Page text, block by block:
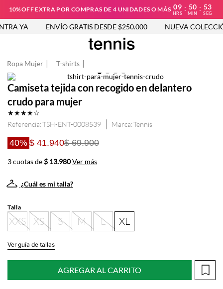
10%OFF EXTRA POR COMPRAS DE 4 UNIDADES O MÁS 09
HRS
: 50
MIN
: 53
SEG
YA ENVÍO GRATIS DESDE $250.000 NUEVA
Ropa Mujer T-shirts
Camiseta tejida con recogido en delantero
crudo para mujer
★★★★☆
Referencia:TSH-ENT-0008539 Tennis
40% $ 41.940$ 69.900
3 cuotas de$ 13.980Ver más
¿Cuál es mi talla?
Talla
XXS XS S M L XL
Ver guía de tallas
AGREGAR AL CARRITO